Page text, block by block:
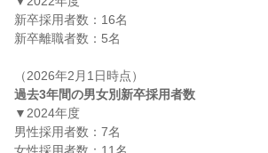
新卒採用者数：16名
新卒離職者数：5名
過去3年間の男女別新卒採用者数
▼2024年度
男性採用者数：7名